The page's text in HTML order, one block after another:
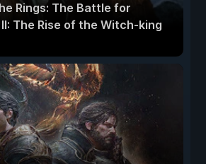
Rings: The Battle for
The Rise of the Witch-king